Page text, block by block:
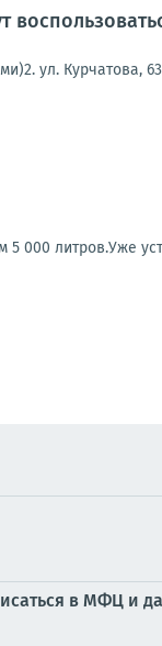
ул. Курчатова,
000 литров.Уже
в МФЦ и